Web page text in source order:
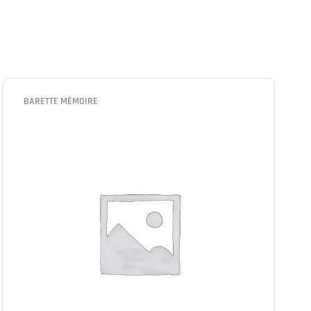
BARETTE MÉMOIRE